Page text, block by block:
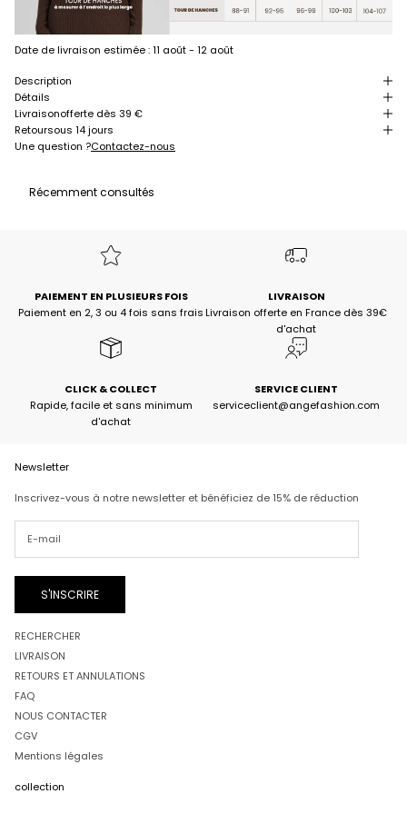
Date de livraison estimée :11 août - 12 août
Description
Détails
Livraisonofferte dès 39 €
Retoursous 14 jours
Une question ?Contactez-nous
Récemment consultés
PAIEMENT EN PLUSIEURS FOIS
Paiement en 2, 3 ou 4 fois sans frais
LIVRAISON
Livraison offerte en France dès 39€
d'achat
CLICK & COLLECT
Rapide, facile et sans minimum
d'achat
SERVICE CLIENT
serviceclient@angefashion.com
Newsletter
Inscrivez-vous à notre newsletter et bénéficiez de 15% de réduction
S'INSCRIRE
RECHERCHER
LIVRAISON
RETOURS ET ANNULATIONS
FAQ
NOUS CONTACTER
CGV
Mentions légales
collection